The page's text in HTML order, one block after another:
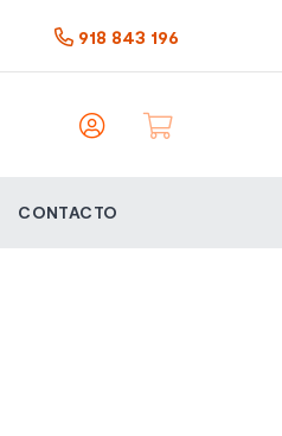
918 843 196
Iniciar
CONTACTO